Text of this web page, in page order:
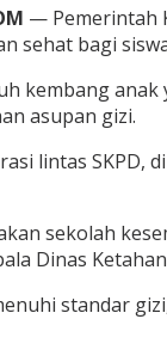
— Pemerintah
sehat bagi
kembang anak
asupan gizi.
lintas SKPD,
sekolah
Dinas
standar